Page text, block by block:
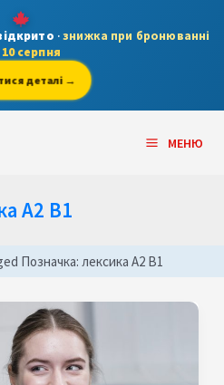
·знижка при бронюванні
10 серпня
деталі →
Main
МЕНЮ
A2 B1
Позначка: лексика A2 B1